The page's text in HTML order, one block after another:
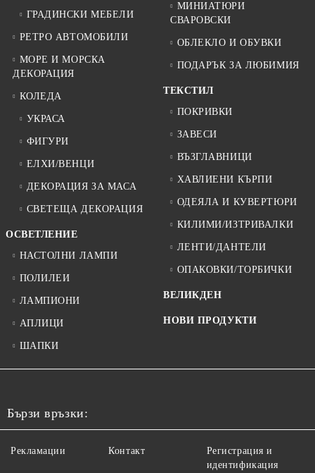
ГРАДИНСКИ МЕБЕЛИ
РЕТРО АВТОМОБИЛИ
МОРЕ И МОРСКА
ДЕКОРАЦИЯ
КОЛЕДА
УКРАСА
ФИГУРИ
ЕЛХИ/ВЕНЦИ
ДЕКОРАЦИЯ ЗА МАСА
СВЕТЕЩА ДЕКОРАЦИЯ
ОСВЕТЛЕНИЕ
НАСТОЛНИ ЛАМПИ
ПОЛИЛЕИ
ЛАМПИОНИ
АПЛИЦИ
ШАПКИ
МИНИАТЮРИ
СВАРОВСКИ
ОБЛЕКЛО И ОБУВКИ
ПОДАРЪК ЗА ЛЮБИМИЯ
ТЕКСТИЛ
ПОКРИВКИ
ЗАВЕСИ
ВЪЗГЛАВНИЦИ
ХАВЛИЕНИ КЪРПИ
ОДЕЯЛА И КУВЕРТЮРИ
КИЛИМИ/ИЗТРИВАЛКИ
ЛЕНТИ/ДАНТЕЛИ
ОПАКОВКИ/ТОРБИЧКИ
ВЕЛИКДЕН
НОВИ ПРОДУКТИ
Бързи връзки:
Рекламации Контакт
Регистрация и
идентификация